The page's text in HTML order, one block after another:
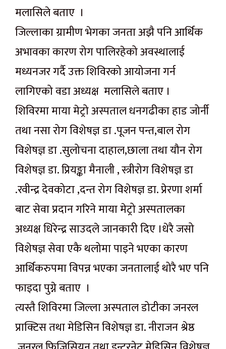
मलासिले बताए ।
जिल्लाका ग्रामीण भेगका जनता अझै पनि आर्थिक
अभावका कारण रोग पालिरहेको अवस्थालाई
मध्यनजर गर्दै उक्त शिविरको आयोजना गर्न
लागिएको वडा अध्यक्ष मलासिले बताए ।
शिविरमा माया मेट्रो अस्पताल धनगढीका हाड जोर्नी
तथा नसा रोग विशेषज्ञ डा .पूजन पन्त,बाल रोग
विशेषज्ञ डा .सुलोचना दाहाल,छाला तथा यौन रोग
विशेषज्ञ डा. प्रियङ्का मैनाली , स्त्रीरोग विशेषज्ञ डा
.रवीन्द्र देवकोटा ,दन्त रोग विशेषज्ञ डा. प्रेरणा शर्मा
बाट सेवा प्रदान गरिने माया मेट्रो अस्पतालका
अध्यक्ष धिरेन्द्र साउदले जानकारी दिए ।धेरै जसो
विशेषज्ञ सेवा एकै थलोमा पाइने भएका कारण
आर्थिकरुपमा विपन्न भएका जनतालाई थोरै भए पनि
फाइदा पुग्ने बताए ।
त्यस्तै शिविरमा जिल्ला अस्पताल डोटीका जनरल
प्राक्टिस तथा मेडिसिन विशेषज्ञ डा. नीराजन श्रेष्ठ